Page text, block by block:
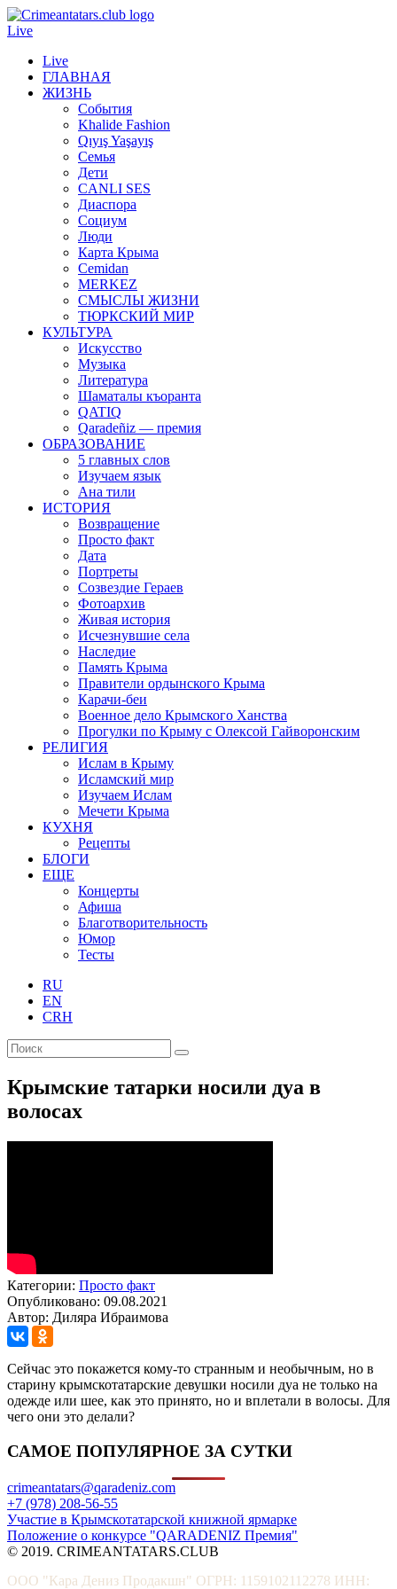
Live
Live
ГЛАВНАЯ
ЖИЗНЬ
События
Khalide Fashion
Qıyış Yaşayış
Семья
Дети
CANLI SES
Диаспора
Социум
Люди
Карта Крыма
Cemidan
МERKEZ
СМЫСЛЫ ЖИЗНИ
ТЮРКСКИЙ МИР
КУЛЬТУРА
Искусство
Музыка
Литература
Шаматалы къоранта
QATIQ
Qaradeñiz — премия
ОБРАЗОВАНИЕ
5 главных слов
Изучаем язык
Ана тили
ИСТОРИЯ
Возвращение
Просто факт
Дата
Портреты
Созвездие Гераев
Фотоархив
Живая история
Исчезнувшие села
Наследие
Память Крыма
Правители ордынского Крыма
Карачи-беи
Военное дело Крымского Ханства
Прогулки по Крыму с Олексой Гайворонским
РЕЛИГИЯ
Ислам в Крыму
Исламский мир
Изучаем Ислам
Мечети Крыма
КУХНЯ
Рецепты
БЛОГИ
ЕЩЕ
Концерты
Афиша
Благотворительность
Юмор
Тесты
RU
EN
CRH
Крымские татарки носили дуа в
волосах
Категории: Просто факт
Опубликовано: 09.08.2021
Автор: Диляра Ибраимова
Сейчас это покажется кому-то странным и необычным, но в
старину крымскотатарские девушки носили дуа не только на
одежде или шее, как это принято, но и вплетали в волосы. Для
чего они это делали?
САМОЕ ПОПУЛЯРНОЕ ЗА СУТКИ
crimeantatars@qaradeniz.com
+7 (978) 208-56-55
Участие в Крымскотатарской книжной ярмарке
Положение о конкурсе "QARADENIZ Премия"
© 2019. CRIMEANTATARS.CLUB
ООО "Кара Дениз Продакшн" ОГРН: 1159102112278 ИНН: